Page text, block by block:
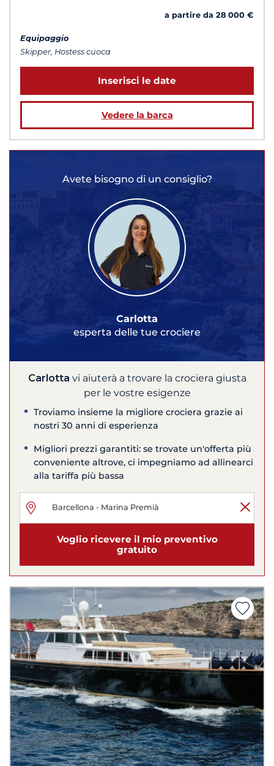
a partire da 28 000 €
Equipaggio
Skipper, Hostess cuoca
Inserisci le date
Vedere la barca
Avete bisogno di un consiglio?
Carlotta
esperta delle tue crociere
Carlotta vi aiuterà a trovare la crociera giusta
per le vostre esigenze
Troviamo insieme la migliore crociera grazie ai
nostri 30 anni di esperienza
Migliori prezzi garantiti: se trovate un'offerta più
conveniente altrove, ci impegniamo ad allinearci
alla tariffa più bassa
Voglio ricevere il mio preventivo
gratuito